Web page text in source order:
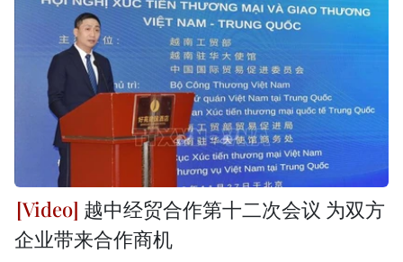
越中经贸合作第十二次会议 为双方
企业带来合作商机